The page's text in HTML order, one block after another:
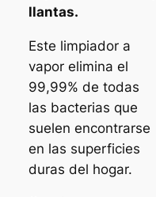
llantas.
Este limpiador a
vapor elimina el
99,99% de todas
las bacterias que
suelen encontrarse
en las superficies
duras del hogar.